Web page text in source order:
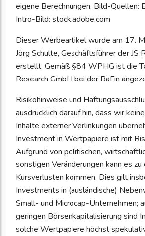
eigene Berechnungen. Bild-Quellen:
Intro-Bild: stock.adobe.com
Dieser Werbeartikel wurde am 17.
Jörg Schulte, Geschäftsführer der JS
erstellt. Gemäß §84 WPHG ist die
Research GmbH bei der BaFin
Risikohinweise und
ausdrücklich darauf hin, dass wir
Inhalte externer Verlinkungen
Investment in Wertpapiere ist mit
Aufgrund von politischen,
sonstigen Veränderungen kann es zu
Kursverlusten kommen. Dies gilt
Investments in (ausländische)
Small- und Microcap-Unternehmen;
geringen Börsenkapitalisierung sind
solche Wertpapiere höchst